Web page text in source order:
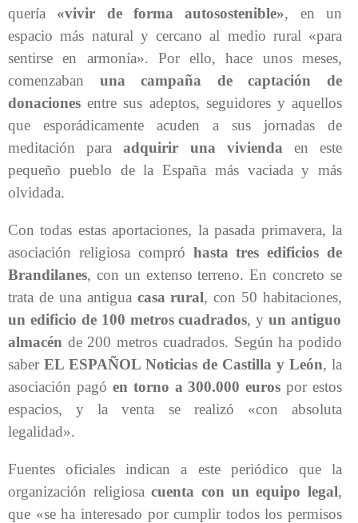
quería «vivir de forma autosostenible», en un
espacio más natural y cercano al medio rural «para
sentirse en armonía». Por ello, hace unos meses,
comenzaban una campaña de captación de
donaciones entre sus adeptos, seguidores y aquellos
que esporádicamente acuden a sus jornadas de
meditación paraadquirir una vivienda en este
pequeño pueblo de la España más vaciada y más
olvidada.
Con todas estas aportaciones, la pasada primavera, la
asociación religiosa compró hasta tres edificios de
Brandilanes, con un extenso terreno. En concreto se
trata de una antigua casa rural, con 50 habitaciones,
un edificio de 100 metros cuadrados, y un antiguo
almacén de 200 metros cuadrados. Según ha podido
saber EL ESPAÑOL Noticias de Castilla y León, la
asociación pagó en torno a 300.000 euros por estos
espacios, y la venta se realizó «con absoluta
legalidad».
Fuentes oficiales indican a este periódico que la
organización religiosacuenta con un equipo legal,
que «se ha interesado por cumplir todos los permisos